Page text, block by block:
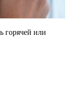
горячей или